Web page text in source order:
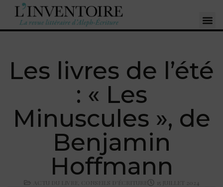
Les livres de l’été
: « Les
Minuscules », de
Benjamin
Hoffmann
ACTU DU LIVRE CONSEILS D'ÉCRITURE 15 JUILLET 2024